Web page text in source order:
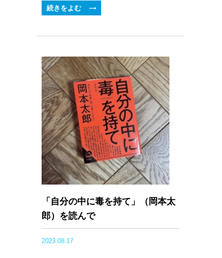
続きをよむ
「自分の中に毒を持て」（岡本太
郎）を読んで
2023.08.17